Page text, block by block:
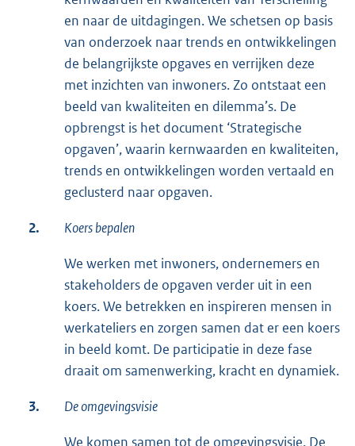
en naar de uitdagingen. We schetsen op basis
van onderzoek naar trends en ontwikkelingen
de belangrijkste opgaves en verrijken deze
met inzichten van inwoners. Zo ontstaat een
beeld van kwaliteiten en dilemma’s. De
opbrengst is het document ‘Strategische
opgaven’, waarin kernwaarden en kwaliteiten,
trends en ontwikkelingen worden vertaald en
geclusterd naar opgaven.
2. Koers bepalen
We werken met inwoners, ondernemers en
stakeholders de opgaven verder uit in een
koers. We betrekken en inspireren mensen in
werkateliers en zorgen samen dat er een koers
in beeld komt. De participatie in deze fase
draait om samenwerking, kracht en dynamiek.
3. De omgevingsvisie
We komen samen tot de omgevingsvisie. De